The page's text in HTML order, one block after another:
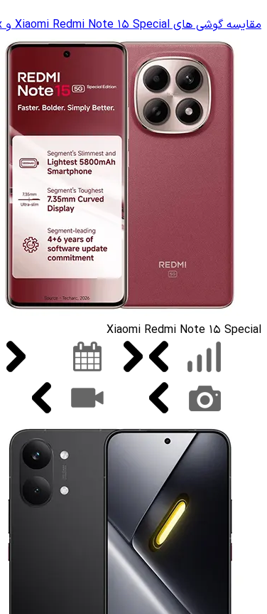
مقایسه گوشی های Xiaomi Redmi Note 15 Special و Xiaomi Poco X8 Pro Max
Xiaomi Redmi Note 15 Special